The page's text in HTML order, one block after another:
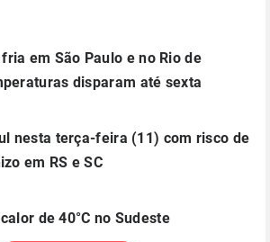
em São Paulo e no Rio de
disparam até sexta
nesta terça-feira (11) com risco de
em RS e SC
de 40°C no Sudeste